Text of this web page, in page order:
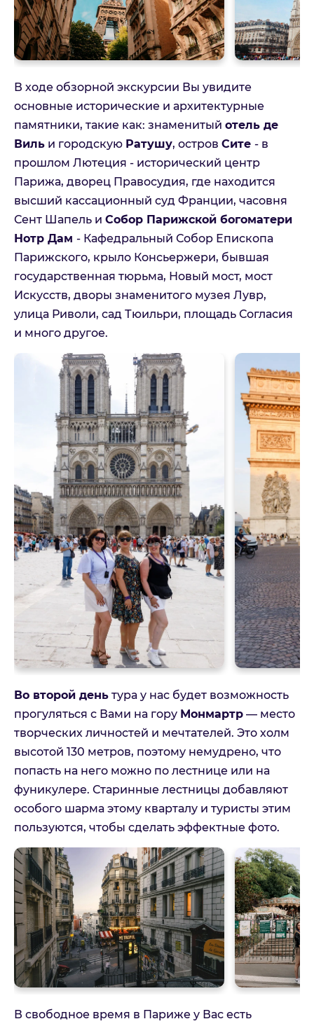
В ходе обзорной экскурсии Вы увидите
основные исторические и архитектурные
памятники, такие как: знаменитый отель де
Виль и городскую Ратушу, остров Сите - в
прошлом Лютеция - исторический центр
Парижа, дворец Правосудия, где находится
высший кассационный суд Франции, часовня
Сент Шапель и Собор Парижской богоматери
Нотр Дам - Кафедральный Собор Епископа
Парижского, крыло Консьержери, бывшая
государственная тюрьма, Новый мост, мост
Искусств, дворы знаменитого музея Лувр,
улица Риволи, сад Тюильри, площадь Согласия
и много другое.
Во второй день тура у нас будет возможность
прогуляться с Вами на гору Монмартр — место
творческих личностей и мечтателей. Это холм
высотой 130 метров, поэтому немудрено, что
попасть на него можно по лестнице или на
фуникулере. Старинные лестницы добавляют
особого шарма этому кварталу и туристы этим
пользуются, чтобы сделать эффектные фото.
В свободное время в Париже у Вас есть
Париж и Диснейленд
Пожалуйста, заполните форму и наш менеджер с
Вами свяжется
На связи Пн. - Пт. | 10:00 - 18:00, выходные и
праздничные по возможности
Имя
Телефон
E-mail